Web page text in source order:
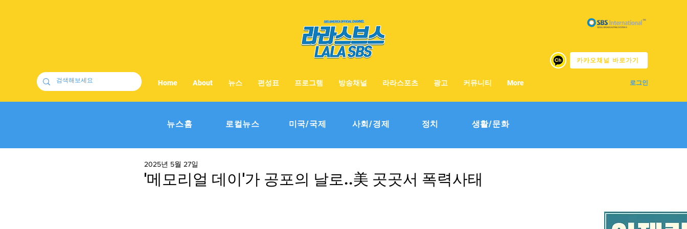
카카오채널 바로가기
로그인
Home About 뉴스 편성표 프로그램 방송채널 라라스포츠 광고 커뮤니티 More
뉴스홈 로컬뉴스 미국/국제 사회/경제 정치 생활/문화
'메모리얼 데이'가 공포의 날로..美 곳곳서 폭력사태
2025년 5월 27일